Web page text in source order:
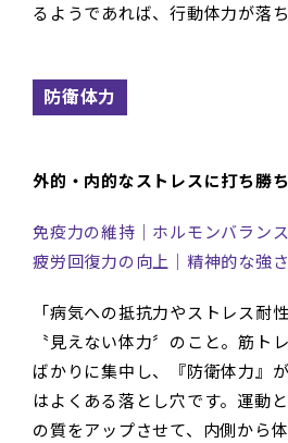
るようであれば、行動体力が落
防衛体力
外的・内的なストレスに打ち勝
免疫力の維持｜ホルモンバラン
疲労回復力の向上｜精神的な強さ
「病気への抵抗力やストレス耐
〝見えない体力〞のこと。筋ト
ばかりに集中し、『防衛体力』
はよくある落とし穴です。運動
の質をアップさせて、内側から